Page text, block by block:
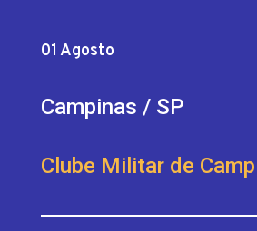
01 Agosto
Campinas / SP
Clube Militar de